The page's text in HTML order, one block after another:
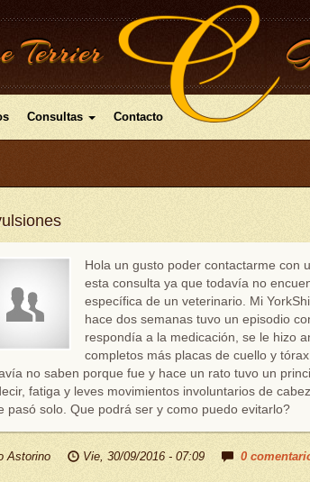
Terrier
Consultas Contacto
Hola un gusto poder contactarme con
esta consulta ya que todavía no
específica de un veterinario. Mi
hace dos semanas tuvo un episodio
respondía a la medicación, se le hizo
completos más placas de cuello y
no saben porque fue y hace un rato tuvo un
fatiga y leves movimientos involuntarios de
pasó solo. Que podrá ser y como puedo evitarlo?
Astorino Vie, 30/09/2016 - 07:09 0